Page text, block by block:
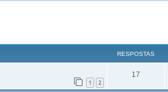
RESPOSTAS
1 2
17